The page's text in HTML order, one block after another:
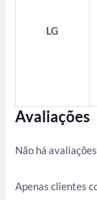
LG
Avaliações
Não há
Apenas clientes